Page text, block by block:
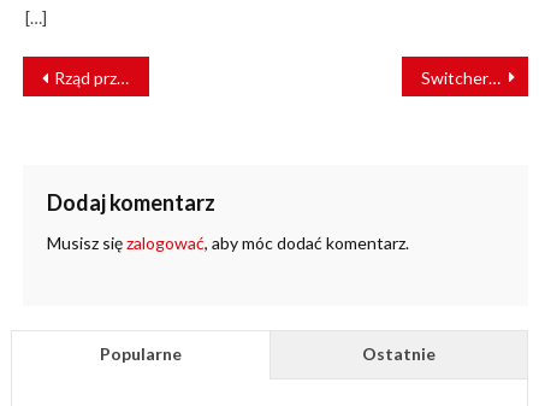
[…]
NAWIGACJA
WPISU
Rząd przeznaczył więcej pieniędzy na inwestycje w kolej Switcher – kompatybilna platforma dla bloków rozjazdowych
Dodaj komentarz
Musisz sięzalogować, aby móc dodać komentarz.
Popularne Ostatnie